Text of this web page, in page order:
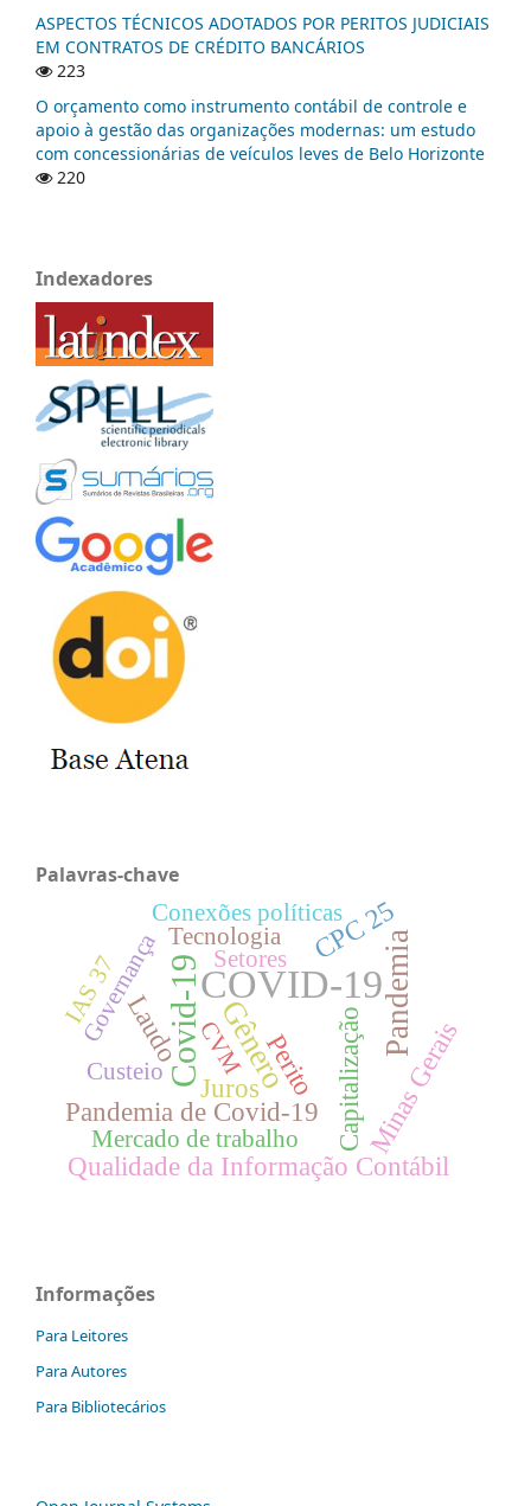
ASPECTOS TÉCNICOS ADOTADOS POR PERITOS JUDICIAIS
EM CONTRATOS DE CRÉDITO BANCÁRIOS
223
O orçamento como instrumento contábil de controle e
apoio à gestão das organizações modernas: um estudo
com concessionárias de veículos leves de Belo Horizonte
220
Indexadores
Palavras-chave
COVID-19
Covid-19Gênero Pandemia
Pandemia de Covid-19 Capitalização
Juros
Laudo Perito Minas Gerais
CPC 25
Qualidade da Informação Contábil
Governança
Custeio
Tecnologia
Mercado de trabalho
Setores
Conexões políticas
IAS 37
CVM
Informações
Para Leitores
Para Autores
Para Bibliotecários